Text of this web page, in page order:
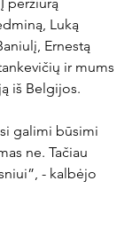
peržiūrą
Luką
Ernestą
ir mums
iš Belgijos.
galimi būsimi
ne. Tačiau
- kalbėjo